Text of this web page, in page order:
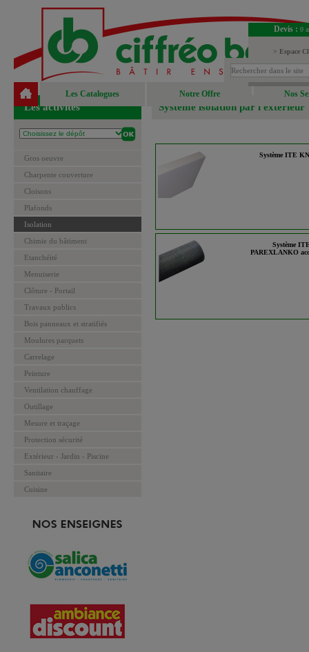
Devis : 0
> Espace
> Espace
Les Catalogues Notre Offre Nos
Les activités
Gros oeuvre
Charpente couverture
Cloisons
Plafonds
Isolation
Chimie du bâtiment
Etanchéité
Menuiserie
Clôture - Portail
Travaux publics
Bois panneaux et stratifiés
Moulures parquets
Carrelage
Peinture
Ventilation chauffage
Outillage
Mesure et traçage
Protection sécurité
Extérieur - Jardin - Piscine
Sanitaire
Cuisine
Système isolation par l'extérieur
Système ITE
Système
PAREXLANKO